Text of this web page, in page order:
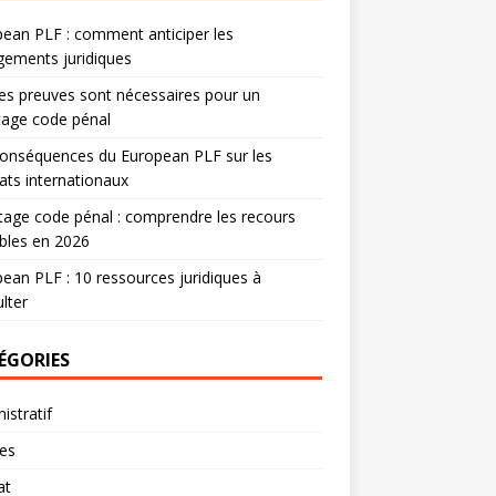
PLF : comment anticiper les
juridiques
preuves sont nécessaires pour un
code pénal
du European PLF sur les
internationaux
code pénal : comprendre les recours
en 2026
PLF : 10 ressources juridiques à